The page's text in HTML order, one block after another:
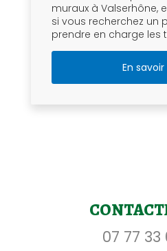
muraux à Valserhône,
si vous recherchez un
prendre en charge les
En savoir
07 77 33